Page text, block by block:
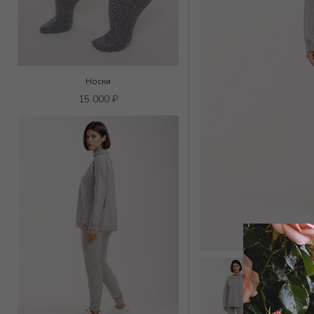
Носки
15 000 ₽